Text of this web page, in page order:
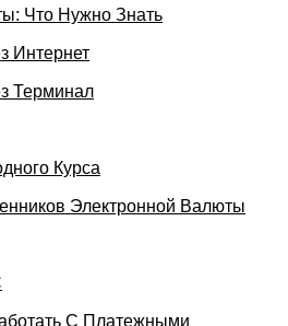
Что Нужно Знать
Интернет
Терминал
Курса
Электронной Валюты
С Платежными